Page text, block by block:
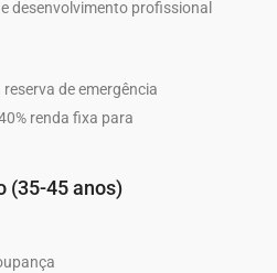
desenvolvimento profissional
de emergência
renda fixa para
(35-45 anos)